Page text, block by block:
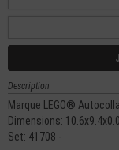
Description
Marque LEGO®
Dimensions:
Set: 41708 -